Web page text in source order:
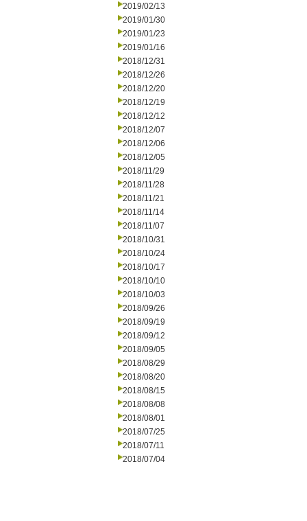
2019/02/13
2019/01/30
2019/01/23
2019/01/16
2018/12/31
2018/12/26
2018/12/20
2018/12/19
2018/12/12
2018/12/07
2018/12/06
2018/12/05
2018/11/29
2018/11/28
2018/11/21
2018/11/14
2018/11/07
2018/10/31
2018/10/24
2018/10/17
2018/10/10
2018/10/03
2018/09/26
2018/09/19
2018/09/12
2018/09/05
2018/08/29
2018/08/20
2018/08/15
2018/08/08
2018/08/01
2018/07/25
2018/07/11
2018/07/04